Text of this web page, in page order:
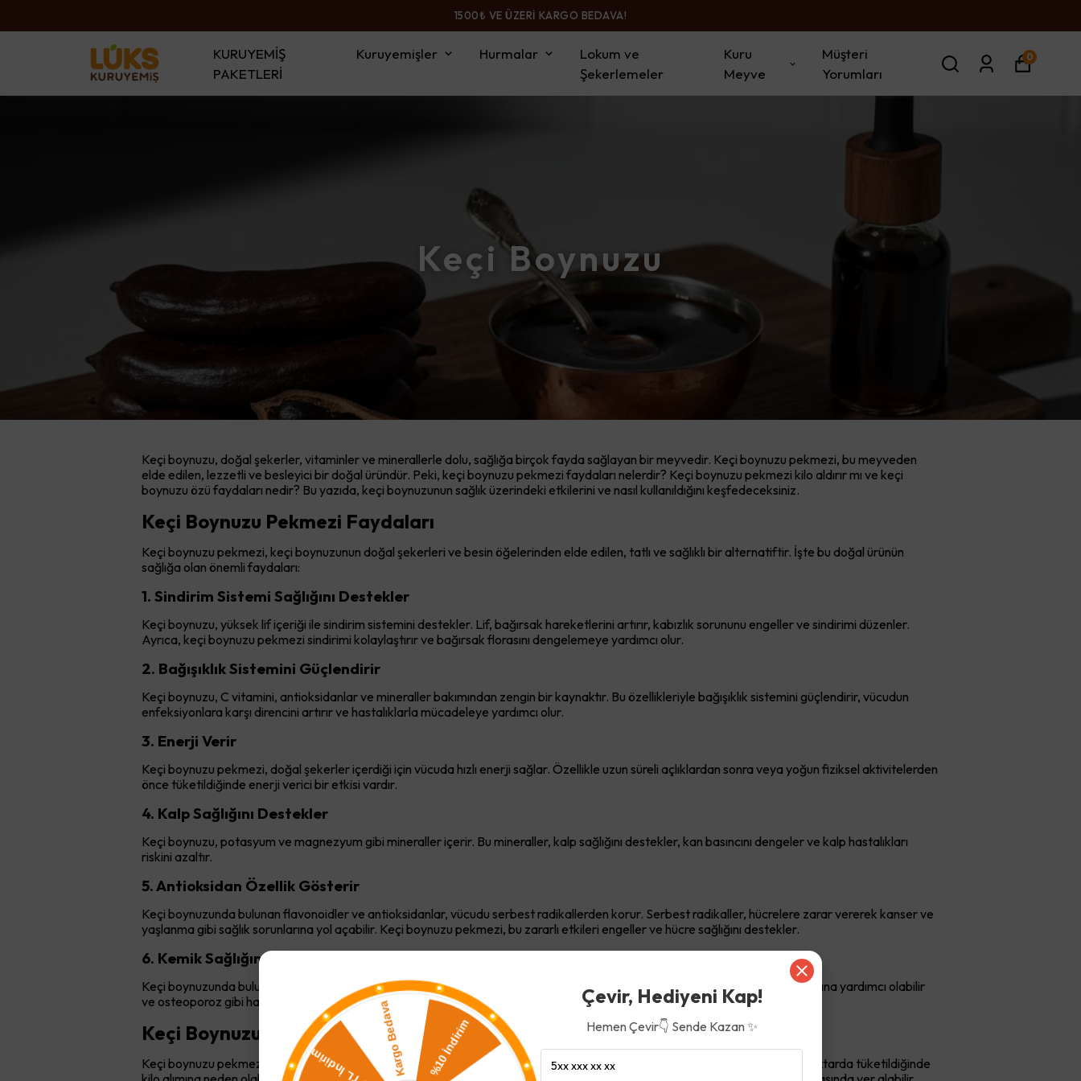
1500₺ VE ÜZERİ KARGO BEDAVA!
KURUYEMİŞ
PAKETLERİ
Kuruyemişler Hurmalar
Lokum ve
Şekerlemeler
Kuru
Meyve
Müşteri
Yorumları
0
Keçi Boynuzu
Keçi boynuzu, doğal şekerler, vitaminler ve minerallerle dolu, sağlığa birçok fayda sağlayan bir meyvedir. Keçi boynuzu pekmezi, bu meyveden
elde edilen, lezzetli ve besleyici bir doğal üründür. Peki, keçi boynuzu pekmezi faydaları nelerdir? Keçi boynuzu pekmezi kilo aldırır mı ve keçi
boynuzu özü faydaları nedir? Bu yazıda, keçi boynuzunun sağlık üzerindeki etkilerini ve nasıl kullanıldığını keşfedeceksiniz.
Keçi Boynuzu Pekmezi Faydaları
Keçi boynuzu pekmezi, keçi boynuzunun doğal şekerleri ve besin öğelerinden elde edilen, tatlı ve sağlıklı bir alternatiftir. İşte bu doğal ürünün
sağlığa olan önemli faydaları:
1. Sindirim Sistemi Sağlığını Destekler
Keçi boynuzu, yüksek lif içeriği ile sindirim sistemini destekler. Lif, bağırsak hareketlerini artırır, kabızlık sorununu engeller ve sindirimi düzenler.
Ayrıca, keçi boynuzu pekmezi sindirimi kolaylaştırır ve bağırsak florasını dengelemeye yardımcı olur.
2. Bağışıklık Sistemini Güçlendirir
Keçi boynuzu, C vitamini, antioksidanlar ve mineraller bakımından zengin bir kaynaktır. Bu özellikleriyle bağışıklık sistemini güçlendirir, vücudun
enfeksiyonlara karşı direncini artırır ve hastalıklarla mücadeleye yardımcı olur.
3. Enerji Verir
Keçi boynuzu pekmezi, doğal şekerler içerdiği için vücuda hızlı enerji sağlar. Özellikle uzun süreli açlıklardan sonra veya yoğun fiziksel aktivitelerden
önce tüketildiğinde enerji verici bir etkisi vardır.
4. Kalp Sağlığını Destekler
Keçi boynuzu, potasyum ve magnezyum gibi mineraller içerir. Bu mineraller, kalp sağlığını destekler, kan basıncını dengeler ve kalp hastalıkları
riskini azaltır.
5. Antioksidan Özellik Gösterir
Keçi boynuzunda bulunan flavonoidler ve antioksidanlar, vücudu serbest radikallerden korur. Serbest radikaller, hücrelere zarar vererek kanser ve
yaşlanma gibi sağlık sorunlarına yol açabilir. Keçi boynuzu pekmezi, bu zararlı etkileri engeller ve hücre sağlığını destekler.
6. Kemik Sağlığını Destekler
Keçi boynuzunda bulunan kalsiyum ve fosfor, kemik sağlığını güçlendirir. Düzenli tüketildiğinde, kemiklerin daha sağlam olmasına yardımcı olabilir
ve osteoporoz gibi hastalıkların riskini azaltır.
Keçi Boynuzu Pekmezi Kilo Aldırır mı?
Keçi boynuzu pekmezi, doğal bir tatlandırıcı ve besleyici bir alternatif olsa da, yüksek şeker içeriğine sahip olduğu için aşırı miktarda tüketildiğinde
Çevir, Hediyeni Kap!
Hemen Çevir👇 Sende Kazan ✨